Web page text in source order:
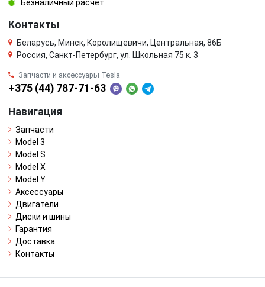
Безналичный расчёт
Контакты
Беларусь, Минск, Королищевичи, Центральная, 86Б
Россия, Санкт-Петербург, ул. Школьная 75 к. 3
Запчасти и аксессуары Tesla
+375 (44) 787-71-63
Навигация
Запчасти
Model 3
Model S
Model X
Model Y
Аксессуары
Двигатели
Диски и шины
Гарантия
Доставка
Контакты